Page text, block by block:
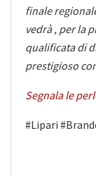
finale
vedrà , per la
qualificata di
prestigioso
Segnala le
#Lipari